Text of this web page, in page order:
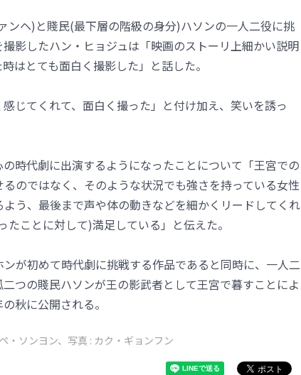
ンヘ)と賤民(最下層の階級の身分)ハソンの一人二役に挑
影したハン・ヒョジュは「映画のストーリ上細かい説明
はとても面白く撮影した」と話した。
じてくれて、面白く撮った」と付け加え、笑いを誘っ
時代劇に出演するようになったことについて「王宮での
のではなく、そのような状況でも強さを持っている女性
う、最後まで声や体の動きなどを細かくリードしてくれ
ことに対して)満足している」と伝えた。
が初めて時代劇に挑戦する作品であると同時に、一人二
つの賤民ハソンが王の影武者として王宮で暮すことによ
秋に公開される。
ペ・ソンヨン、写真 : カク・ギョンフン